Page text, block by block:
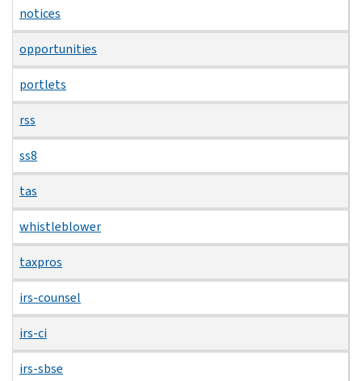
notices
opportunities
portlets
rss
ss8
tas
whistleblower
taxpros
irs-counsel
irs-ci
irs-sbse